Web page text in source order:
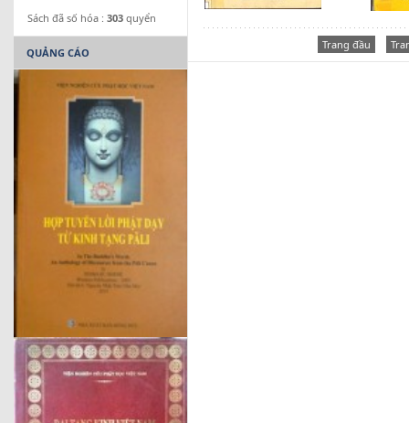
Trang đầu
Sách đã số hóa : 303 quyển
QUẢNG CÁO